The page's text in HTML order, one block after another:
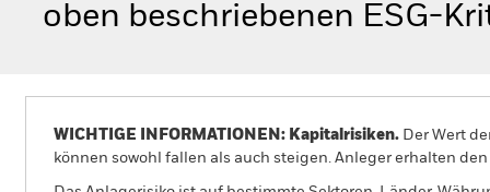
oben beschriebenen ESG-
WICHTIGE INFORMATIONEN: Kapitalrisiken. Der Wert
können sowohl fallen als auch steigen. Anleger erhalten